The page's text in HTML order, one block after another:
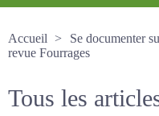
Accueil
Se
La revue Fourrages
Tous les